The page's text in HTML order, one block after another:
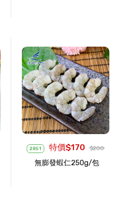
2851 特價$170 $200
無膨發蝦仁250g/包